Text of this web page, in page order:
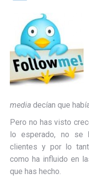
media decían que
Pero no has visto
lo esperado, no se
clientes y por lo
como ha influido en
que has hecho.